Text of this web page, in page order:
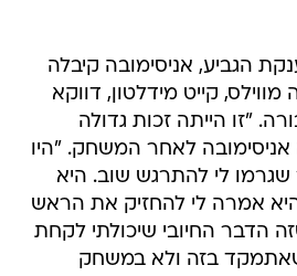
הגביע, אניסימובה קיבלה
קייט מידלטון, דווקא
"זו הייתה זכות גדולה
לאחר המשחק. "היו
לי להתרגש שוב. היא
אמרה לי להחזיק את הראש
הדבר החיובי שיכולתי לקחת
שאתמקד בזה ולא במשחק